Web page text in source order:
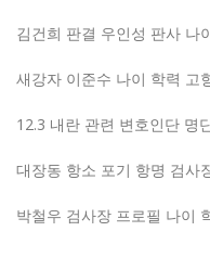
김건희 판결 우인성 판사 나
새강자 이준수 나이 학력 고
12.3 내란 관련 변호인단 명
대장동 항소 포기 항명 검사
박철우 검사장 프로필 나이